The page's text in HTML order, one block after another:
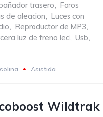
trasero, Faros
de aleacion, Luces con
, Reproductor de MP3,
luz de freno led, Usb,
Asistida
Wildtrak